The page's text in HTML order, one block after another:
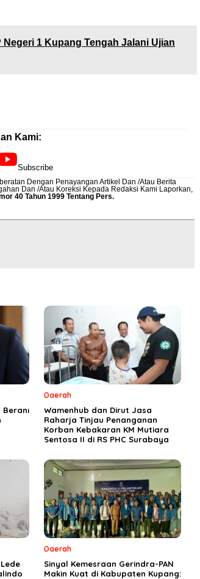
Negeri 1 Kupang Tengah Jalani Ujian
Kami:
Subscribe
Dengan Penayangan Artikel Dan /Atau Berita
Dan /Atau Koreksi Kepada Redaksi Kami Laporkan,
40 Tahun 1999 Tentang Pers.
Berani
Daerah
Wamenhub dan Dirut Jasa
Raharja Tinjau Penanganan
Korban Kebakaran KM Mutiara
Sentosa II di RS PHC Surabaya
Daerah
Sinyal Kemesraan Gerindra-PAN
Makin Kuat di Kabupaten Kupang: